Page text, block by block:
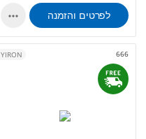
לפרטים והזמנה 
666
YIRON